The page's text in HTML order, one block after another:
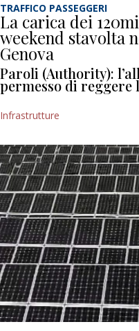
TRAFFICO PASSEGGERI
La carica dei
weekend stavolta
Genova
Paroli (Authority):
permesso di reggere
Infrastrutture